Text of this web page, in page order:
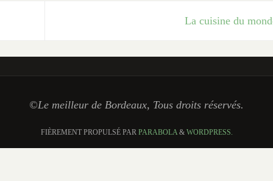
La cuisine du
©Le meilleur de Bordeaux, Tous droits réservés.
FIÈREMENT PROPULSÉ PAR PARABOLA& WORDPRESS.